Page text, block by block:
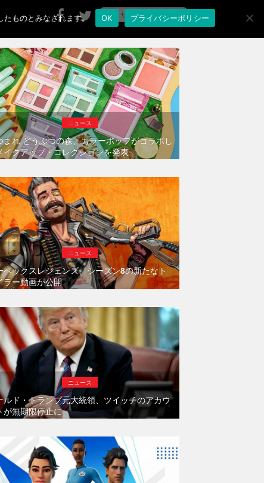
ニュース
まれ どうぶつの森、カラーポップがコラボし
イクアップ・コレクションを発表
ニュース
ペックスレジェンズ、シーズン8の新たなト
ラー動画が公開
ニュース
ルド・トランプ元大統領、ツイッチのアカウ
が無期限停止に
たものとみなされます。 OK プライバシーポリシー